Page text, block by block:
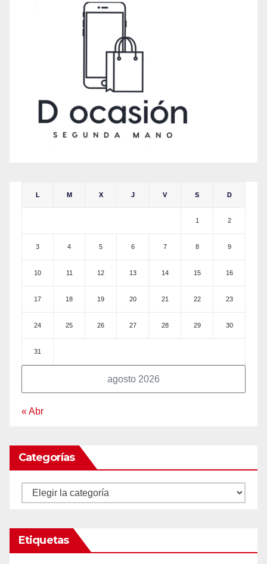
agosto 2026
L M X J V S D
1 2
3 4 5 6 7 8 9
10 11 12 13 14 15 16
17 18 19 20 21 22 23
24 25 26 27 28 29 30
31
« Abr
Categorías
Categorías
Etiquetas